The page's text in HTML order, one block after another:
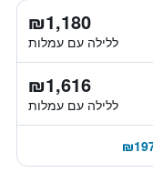
₪1,180
ללילה עם עמלות
₪1,616
ללילה עם עמלות